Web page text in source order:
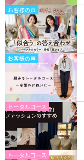
お客様の声
お客様の声
トータルコース
トータルコース